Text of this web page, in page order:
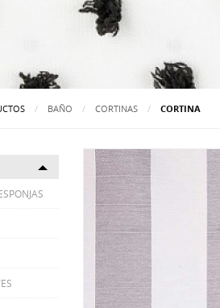
BAÑO CORTINAS ACTUALMENTE:
CORTINA
Toggle menu